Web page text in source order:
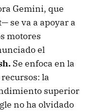
Gemini, que
se va a apoyar a
motores
el
Se enfoca en la
la
superior
no ha olvidado